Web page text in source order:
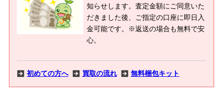
知らせします。査定金額にご同意いた
だきました後、ご指定の口座に即日入
金可能です。※返送の場合も無料で安
心。
初めての方へ 買取の流れ 無料梱包キット